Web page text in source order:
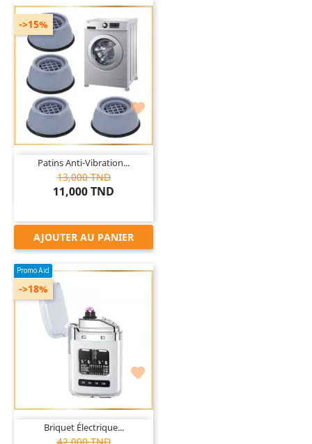

Patins Anti-Vibration...
13,000 TND
11,000 TND
->15%
AJOUTER AU PANIER

Promo Aid
Briquet Électrique...
->18%